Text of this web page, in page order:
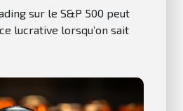
sur le S&P 500 peut
lucrative lorsqu’on sait